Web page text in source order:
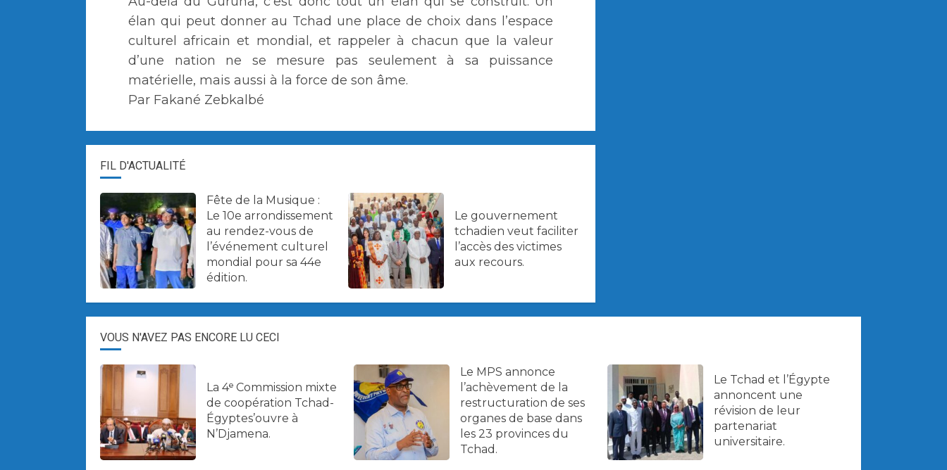
élan qui peut donner au Tchad une place de choix dans l’espace
culturel africain et mondial, et rappeler à chacun que la valeur
d’une nation ne se mesure pas seulement à sa puissance
matérielle, mais aussi à la force de son âme.
Par Fakané Zebkalbé
FIL D'ACTUALITÉ
Fête de la Musique :
Le 10e arrondissement
au rendez-vous de
l’événement culturel
mondial pour sa 44e
édition.
Le gouvernement
tchadien veut faciliter
l’accès des victimes
aux recours.
VOUS N'AVEZ PAS ENCORE LU CECI
La 4ᵉ Commission mixte
de coopération Tchad-
Égyptes’ouvre à
N’Djamena.
Le MPS annonce
l’achèvement de la
restructuration de ses
organes de base dans
les 23 provinces du
Tchad.
Le Tchad et l’Égypte
annoncent une
révision de leur
partenariat
universitaire.